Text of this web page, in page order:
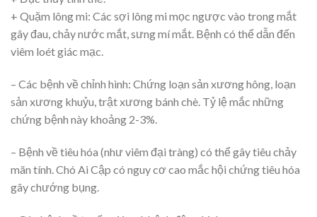
+ Quặm lông mi: Các sợi lông mi mọc ngược vào trong mắt
gây đau, chảy nước mắt, sưng mí mắt. Bệnh có thể dẫn đến
viêm loét giác mạc.
– Các bệnh về chỉnh hình: Chứng loạn sản xương hông, loạn
sản xương khuỷu, trật xương bánh chè. Tỷ lệ mắc những
chứng bệnh này khoảng 2-3%.
– Bệnh về tiêu hóa (như viêm đại tràng) có thể gây tiêu chảy
mãn tính. Chó Ai Cập có nguy cơ cao mắc hội chứng tiêu hóa
gây chướng bụng.